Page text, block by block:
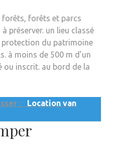
forêts, forêts et parcs
préserver. un lieu classé
protection du patrimoine
à moins de 500 m d’un
ou inscrit. au bord de la
:
Location van